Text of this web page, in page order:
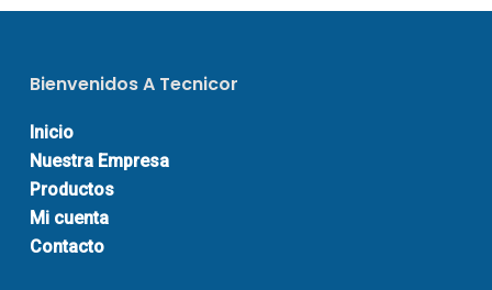
Bienvenidos A Tecnicor
Inicio
Nuestra Empresa
Productos
Mi cuenta
Contacto